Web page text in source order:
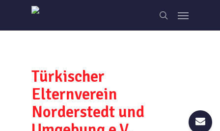
main
search
Menu
Türkischer
Elternverein
Norderstedt und